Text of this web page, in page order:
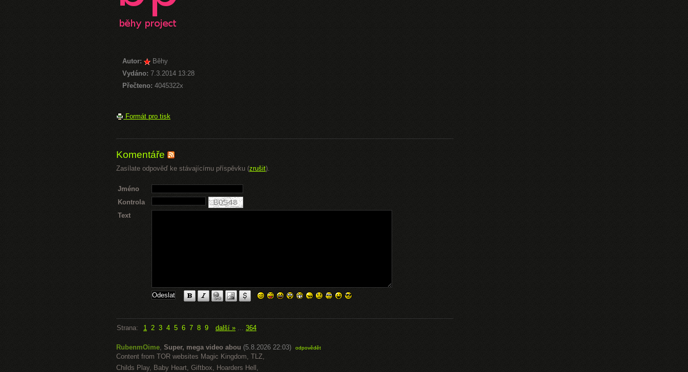
Autor:
Běhy
Vydáno: 7.3.2014 13:28
Přečteno: 4045322x
Formát pro tisk
Komentáře
Zasílate odpověď ke stávajícímu příspěvku (zrušit).
Jméno
Kontrola
Text
Strana: 1 2 3 4 5 6 7 8 9 další » ... 364
RubenmOime, Super, mega video abou (5.8.2026 22:03) odpovědět
Content from TOR websites Magic Kingdom, TLZ,
Childs Play, Baby Heart, Giftbox, Hoarders Hell,